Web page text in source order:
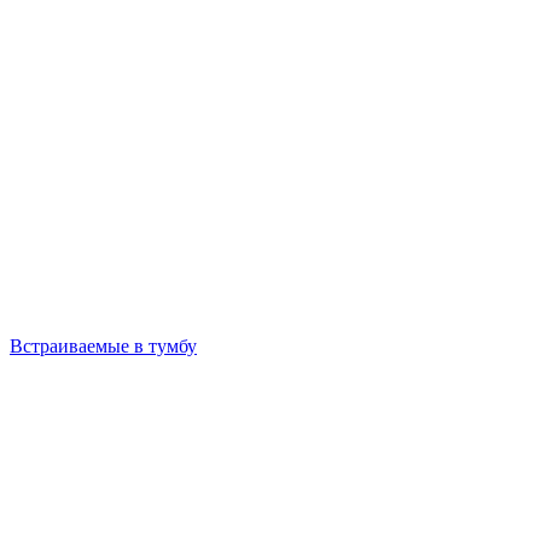
Встраиваемые в тумбу